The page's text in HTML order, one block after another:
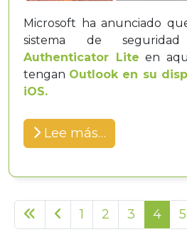
Microsoft ha anunciado
sistema de
Authenticator Lite en
tengan Outlook en su
iOS.
Lee más…
1 2 3 4 5